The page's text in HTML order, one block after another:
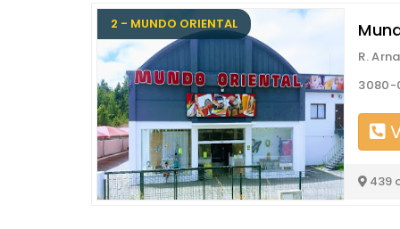
2 - MUNDO ORIENTAL
R.
3080-
439